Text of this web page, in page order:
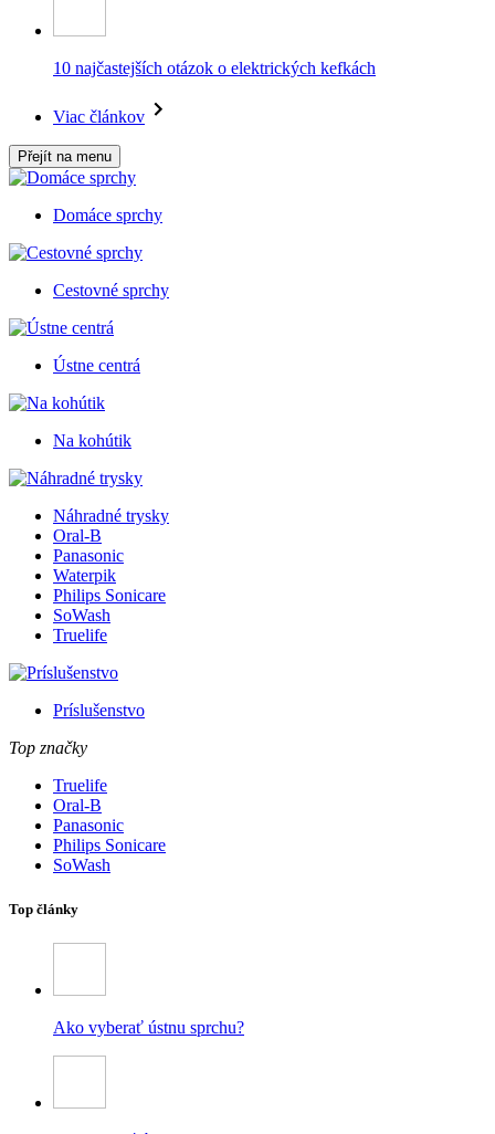
10 najčastejších otázok o elektrických kefkách
Viac článkov
Přejít na menu
Domáce sprchy
Cestovné sprchy
Ústne centrá
Na kohútik
Náhradné trysky
Oral-B
Panasonic
Waterpik
Philips Sonicare
SoWash
Truelife
Príslušenstvo
Top značky
Truelife
Oral-B
Panasonic
Philips Sonicare
SoWash
Top články
Ako vyberať ústnu sprchu?